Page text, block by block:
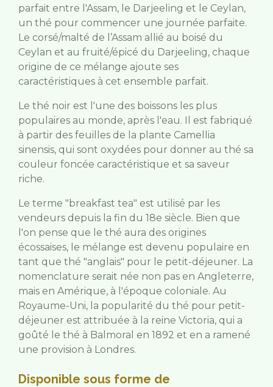
parfait entre l'Assam, le Darjeeling et le Ceylan,
un thé pour commencer une journée parfaite.
Le corsé/malté de l’Assam allié au boisé du
Ceylan et au fruité/épicé du Darjeeling, chaque
origine de ce mélange ajoute ses
caractéristiques à cet ensemble parfait.
Le thé noir est l'une des boissons les plus
populaires au monde, après l'eau. Il est fabriqué
à partir des feuilles de la plante Camellia
sinensis, qui sont oxydées pour donner au thé sa
couleur foncée caractéristique et sa saveur
riche.
Le terme "breakfast tea" est utilisé par les
vendeurs depuis la fin du 18e siècle. Bien que
l'on pense que le thé aura des origines
écossaises, le mélange est devenu populaire en
tant que thé "anglais" pour le petit-déjeuner. La
nomenclature serait née non pas en Angleterre,
mais en Amérique, à l'époque coloniale. Au
Royaume-Uni, la popularité du thé pour petit-
déjeuner est attribuée à la reine Victoria, qui a
goûté le thé à Balmoral en 1892 et en a ramené
une provision à Londres.
Disponible sous forme de